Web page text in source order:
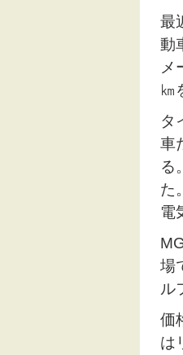
最
動
メ
㎞
タ
車
る
た
電
場
ル
価
は